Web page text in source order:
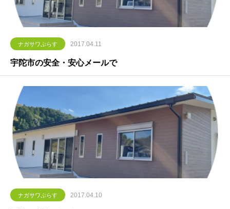
ナガサワぷらす 2017.04.11
宇陀市の安全・安心メールで
ナガサワぷらす 2017.04.10